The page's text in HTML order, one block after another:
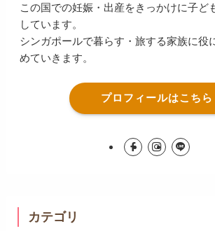
この国での妊娠・出産をきっかけに子ど
しています。
シンガポールで暮らす・旅する家族に役
めていきます。
プロフィールはこちら
カテゴリ